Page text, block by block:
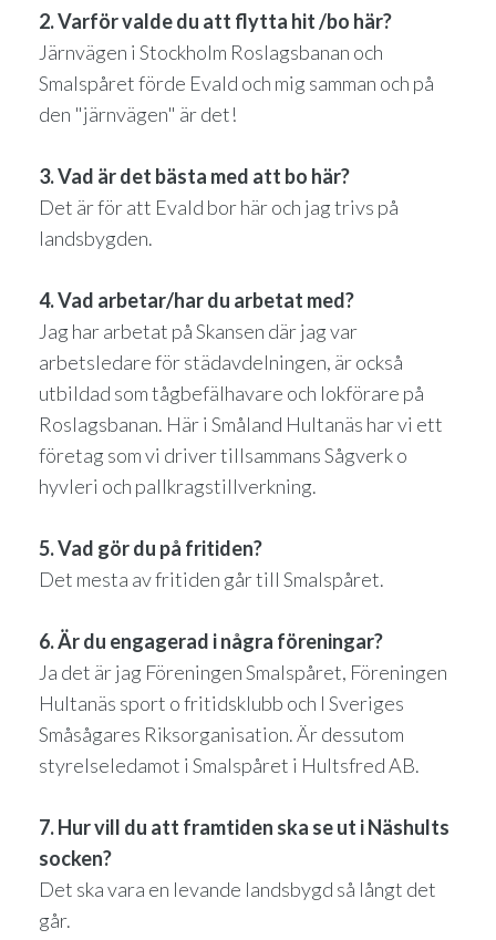
2. Varför valde du att flytta hit /bo här?
Järnvägen i Stockholm Roslagsbanan och
Smalspåret förde Evald och mig samman och på
den "järnvägen" är det!
3. Vad är det bästa med att bo här?
Det är för att Evald bor här och jag trivs på
landsbygden.
4. Vad arbetar/har du arbetat med?
Jag har arbetat på Skansen där jag var
arbetsledare för städavdelningen, är också
utbildad som tågbefälhavare och lokförare på
Roslagsbanan. Här i Småland Hultanäs har vi ett
företag som vi driver tillsammans Sågverk o
hyvleri och pallkragstillverkning.
5. Vad gör du på fritiden?
Det mesta av fritiden går till Smalspåret.
6. Är du engagerad i några föreningar?
Ja det är jag Föreningen Smalspåret, Föreningen
Hultanäs sport o fritidsklubb och I Sveriges
Småsågares Riksorganisation. Är dessutom
styrelseledamot i Smalspåret i Hultsfred AB.
7. Hur vill du att framtiden ska se ut i Näshults
socken?
Det ska vara en levande landsbygd så långt det
går.